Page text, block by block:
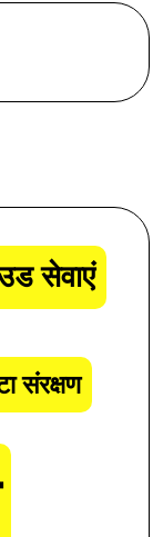
सेवाएं
संरक्षण